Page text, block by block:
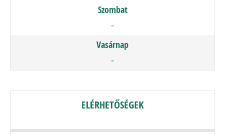
Szombat
-
Vasárnap
-
ELÉRHETŐSÉGEK